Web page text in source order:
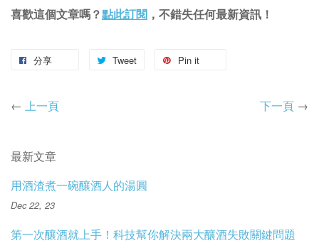
喜歡這個文章嗎？點此訂閱 ，不錯失任何最新資訊！
分享 Tweet Pin it
← 上一頁 下一頁 →
最新文章
用酒渣煮一碗釀酒人的湯圓
Dec 22, 23
第一次釀酒就上手！科技幫你解決兩大釀酒失敗關鍵問題